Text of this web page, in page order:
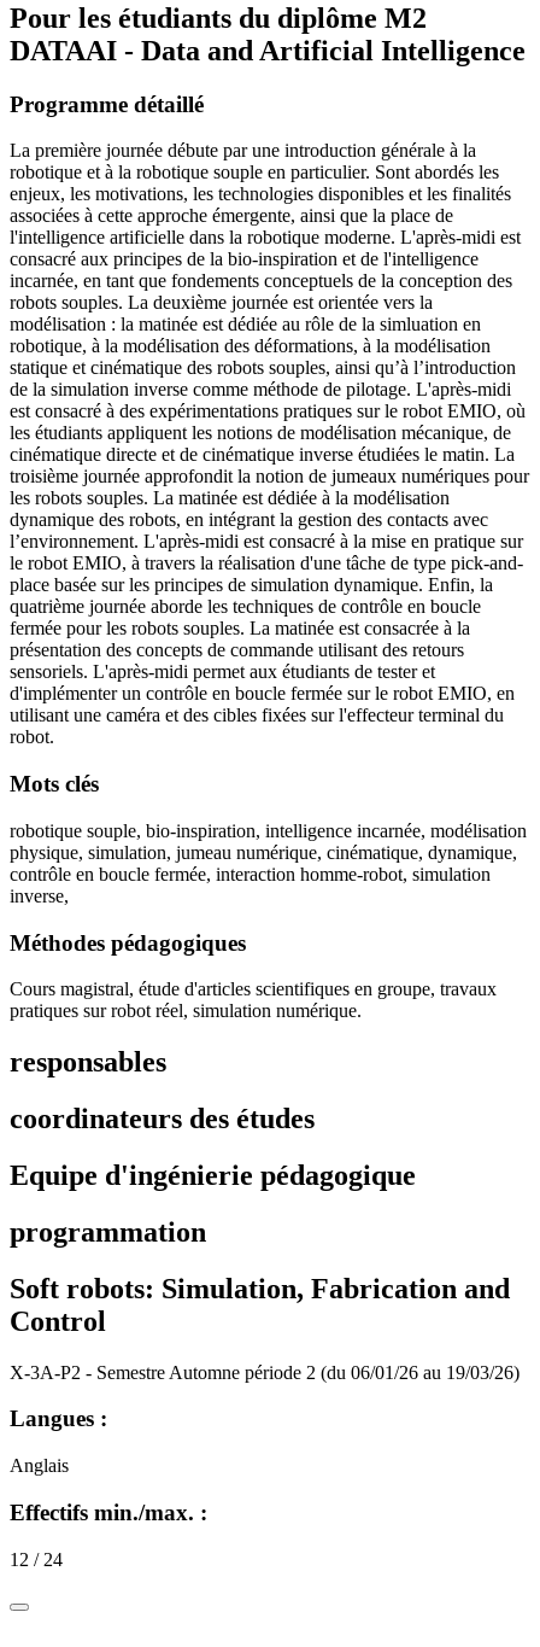
Pour les étudiants du diplôme M2
DATAAI - Data and Artificial Intelligence
Programme détaillé
La première journée débute par une introduction générale à la
robotique et à la robotique souple en particulier. Sont abordés les
enjeux, les motivations, les technologies disponibles et les finalités
associées à cette approche émergente, ainsi que la place de
l'intelligence artificielle dans la robotique moderne. L'après-midi est
consacré aux principes de la bio-inspiration et de l'intelligence
incarnée, en tant que fondements conceptuels de la conception des
robots souples. La deuxième journée est orientée vers la
modélisation : la matinée est dédiée au rôle de la simluation en
robotique, à la modélisation des déformations, à la modélisation
statique et cinématique des robots souples, ainsi qu’à l’introduction
de la simulation inverse comme méthode de pilotage. L'après-midi
est consacré à des expérimentations pratiques sur le robot EMIO, où
les étudiants appliquent les notions de modélisation mécanique, de
cinématique directe et de cinématique inverse étudiées le matin. La
troisième journée approfondit la notion de jumeaux numériques pour
les robots souples. La matinée est dédiée à la modélisation
dynamique des robots, en intégrant la gestion des contacts avec
l’environnement. L'après-midi est consacré à la mise en pratique sur
le robot EMIO, à travers la réalisation d'une tâche de type pick-and-
place basée sur les principes de simulation dynamique. Enfin, la
quatrième journée aborde les techniques de contrôle en boucle
fermée pour les robots souples. La matinée est consacrée à la
présentation des concepts de commande utilisant des retours
sensoriels. L'après-midi permet aux étudiants de tester et
d'implémenter un contrôle en boucle fermée sur le robot EMIO, en
utilisant une caméra et des cibles fixées sur l'effecteur terminal du
robot.
Mots clés
robotique souple, bio-inspiration, intelligence incarnée, modélisation
physique, simulation, jumeau numérique, cinématique, dynamique,
contrôle en boucle fermée, interaction homme-robot, simulation
inverse,
Méthodes pédagogiques
Cours magistral, étude d'articles scientifiques en groupe, travaux
pratiques sur robot réel, simulation numérique.
responsables
coordinateurs des études
Equipe d'ingénierie pédagogique
programmation
Soft robots: Simulation, Fabrication and
Control
X-3A-P2 - Semestre Automne période 2 (du 06/01/26 au 19/03/26)
Langues :
Anglais
Effectifs min./max. :
12 / 24